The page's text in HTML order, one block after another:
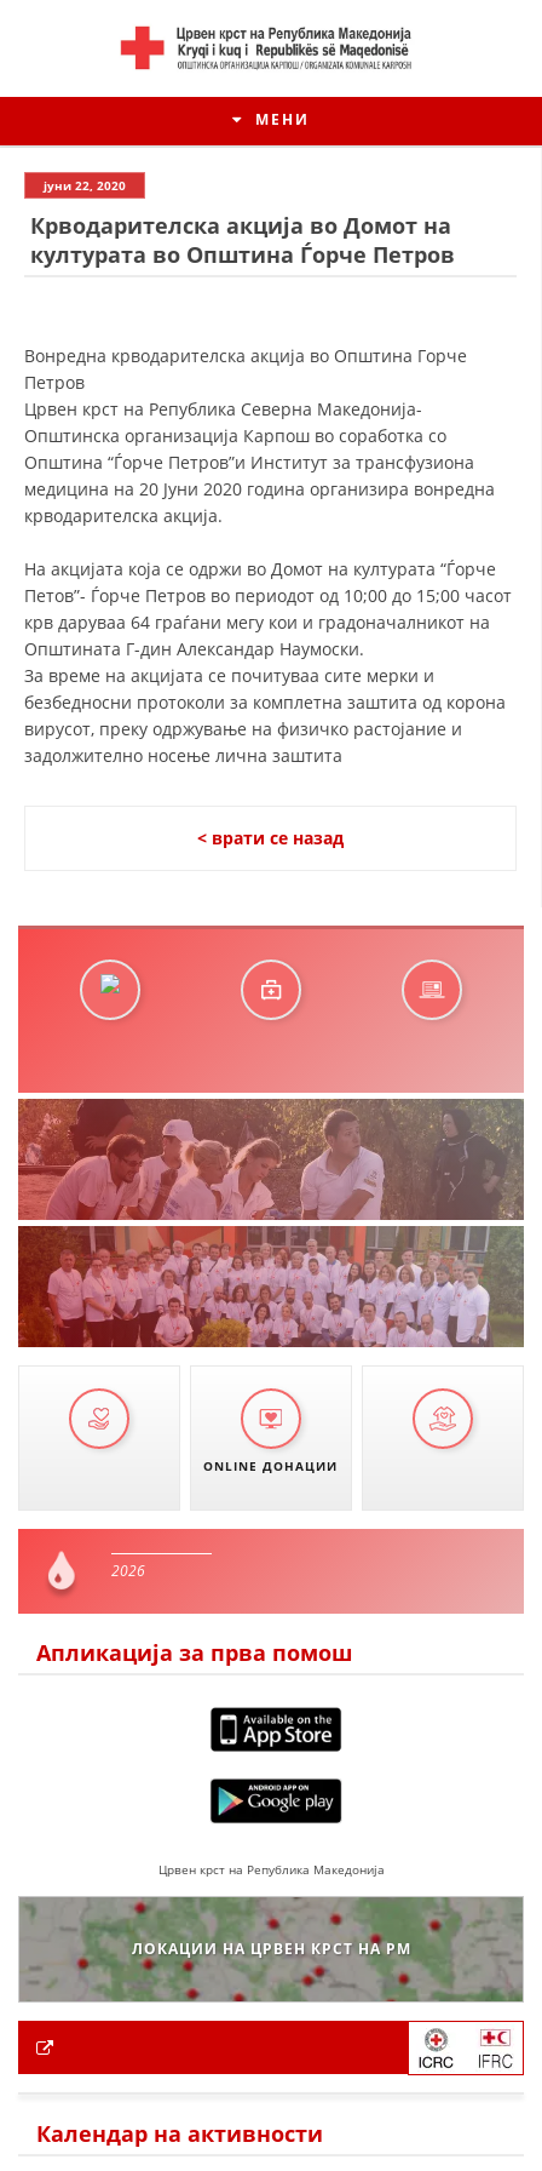
МЕНИ
ДЕЈСТВУВАЊЕ
ПРИРАЧНИЦИ
ЕДУКАТИВНО ИНФОРМАТИВНИ МАТЕРИЈАЛИ
ПРЕЗЕНТАЦИИ
јуни 22, 2020
Крводарителска акција во Домот на
културата во Општина Ѓорче Петров
Вонредна крводарителска акција во Општина Горче
Петров
Црвен крст на Република Северна Македонија-
Општинска организација Карпош во соработка со
Општина “Ѓорче Петров”и Институт за трансфузиона
медицина на 20 Јуни 2020 година организира вонредна
крводарителска акција.
На акцијата која се одржи во Домот на културата “Ѓорче
Петов”- Ѓорче Петров во периодот од 10;00 до 15;00 часот
крв даруваа 64 граѓани мегу кои и градоначалникот на
Општината Г-дин Александар Наумоски.
За време на акцијата се почитуваа сите мерки и
безбедносни протоколи за комплетна заштита од корона
вирусот, преку одржување на физичко растојание и
задолжително носење лична заштита
< врати се назад
ONLINE ДОНАЦИИ
2026
Апликација за прва помош
Црвен крст на Република Македонија
ЛОКАЦИИ НА ЦРВЕН КРСТ НА РМ
Календар на активности